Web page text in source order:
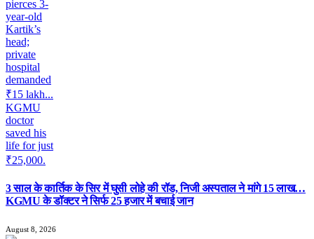
3 साल के कार्तिक के सिर में घुसी लोहे की रॉड, निजी अस्पताल ने मांगे 15 लाख…
KGMU के डॉक्टर ने सिर्फ 25 हजार में बचाई जान
August 8, 2026